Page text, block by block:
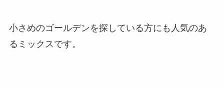
小さめのゴールデンを探している方にも人気のあ
るミックスです。